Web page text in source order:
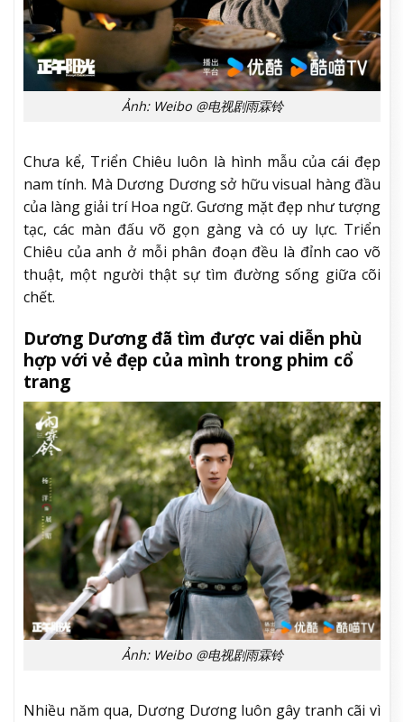
Ảnh: Weibo @电视剧雨霖铃
Chưa kể, Triển Chiêu luôn là hình mẫu của cái đẹp
nam tính. Mà Dương Dương sở hữu visual hàng đầu
của làng giải trí Hoa ngữ. Gương mặt đẹp như tượng
tạc, các màn đấu võ gọn gàng và có uy lực. Triển
Chiêu của anh ở mỗi phân đoạn đều là đỉnh cao võ
thuật, một người thật sự tìm đường sống giữa cõi
chết.
Dương Dương đã tìm được vai diễn phù
hợp với vẻ đẹp của mình trong phim cổ
trang
Ảnh: Weibo @电视剧雨霖铃
Nhiều năm qua, Dương Dương luôn gây tranh cãi vì